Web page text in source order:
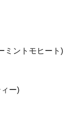
ミントモヒート)
ー)